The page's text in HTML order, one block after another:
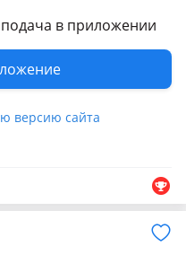
в приложении
версию сайта
КПП автомат